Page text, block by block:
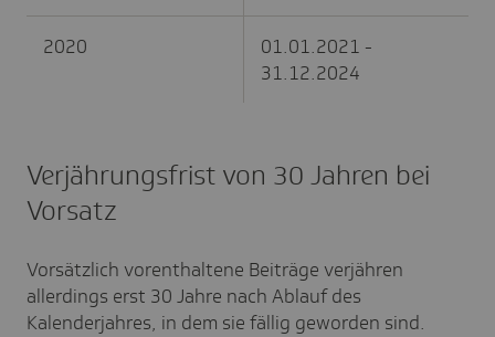
2020
01.01.2021 -
31.12.2024
Verjährungsfrist von 30 Jahren bei
Vorsatz
Vorsätzlich vorenthaltene Beiträge verjähren
allerdings erst 30 Jahre nach Ablauf des
Kalenderjahres, in dem sie fällig geworden sind.